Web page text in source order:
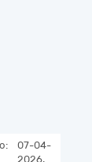
07-04-
2026,